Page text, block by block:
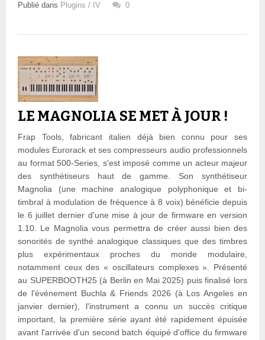
Publié dans Plugins / IV 0
LE MAGNOLIA SE MET À JOUR !
Frap Tools, fabricant italien déjà bien connu pour ses
modules Eurorack et ses compresseurs audio professionnels
au format 500-Series, s'est imposé comme un acteur majeur
des synthétiseurs haut de gamme. Son synthétiseur
Magnolia (une machine analogique polyphonique et bi-
timbral à modulation de fréquence à 8 voix) bénéficie depuis
le 6 juillet dernier d'une mise à jour de firmware en version
1.10. Le Magnolia vous permettra de créer aussi bien des
sonorités de synthé analogique classiques que des timbres
plus expérimentaux proches du monde modulaire,
notamment ceux des « oscillateurs complexes ». Présenté
au SUPERBOOTH25 (à Berlin en Mai 2025) puis finalisé lors
de l'événement Buchla & Friends 2026 (à Los Angeles en
janvier dernier), l'instrument a connu un succès critique
important, la première série ayant été rapidement épuisée
avant l'arrivée d'un second batch équipé d'office du firmware